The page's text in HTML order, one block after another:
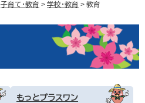
子育て・教育 > 学校・教育 > 教育
もっとプラスワン